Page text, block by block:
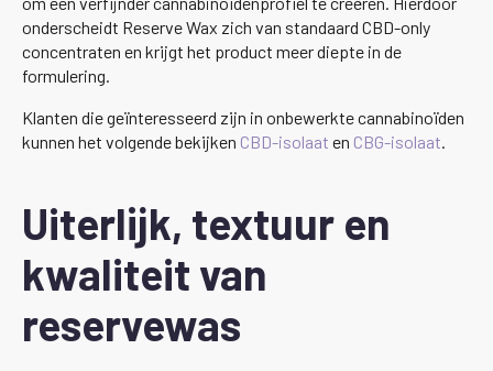
onderscheidt Reserve Wax zich van standaard CBD-only
concentraten en krijgt het product meer diepte in de
formulering.
Klanten die geïnteresseerd zijn in onbewerkte cannabinoïden
kunnen het volgende bekijken CBD-isolaat en CBG-isolaat
Uiterlijk, textuur en
kwaliteit van
reservewas